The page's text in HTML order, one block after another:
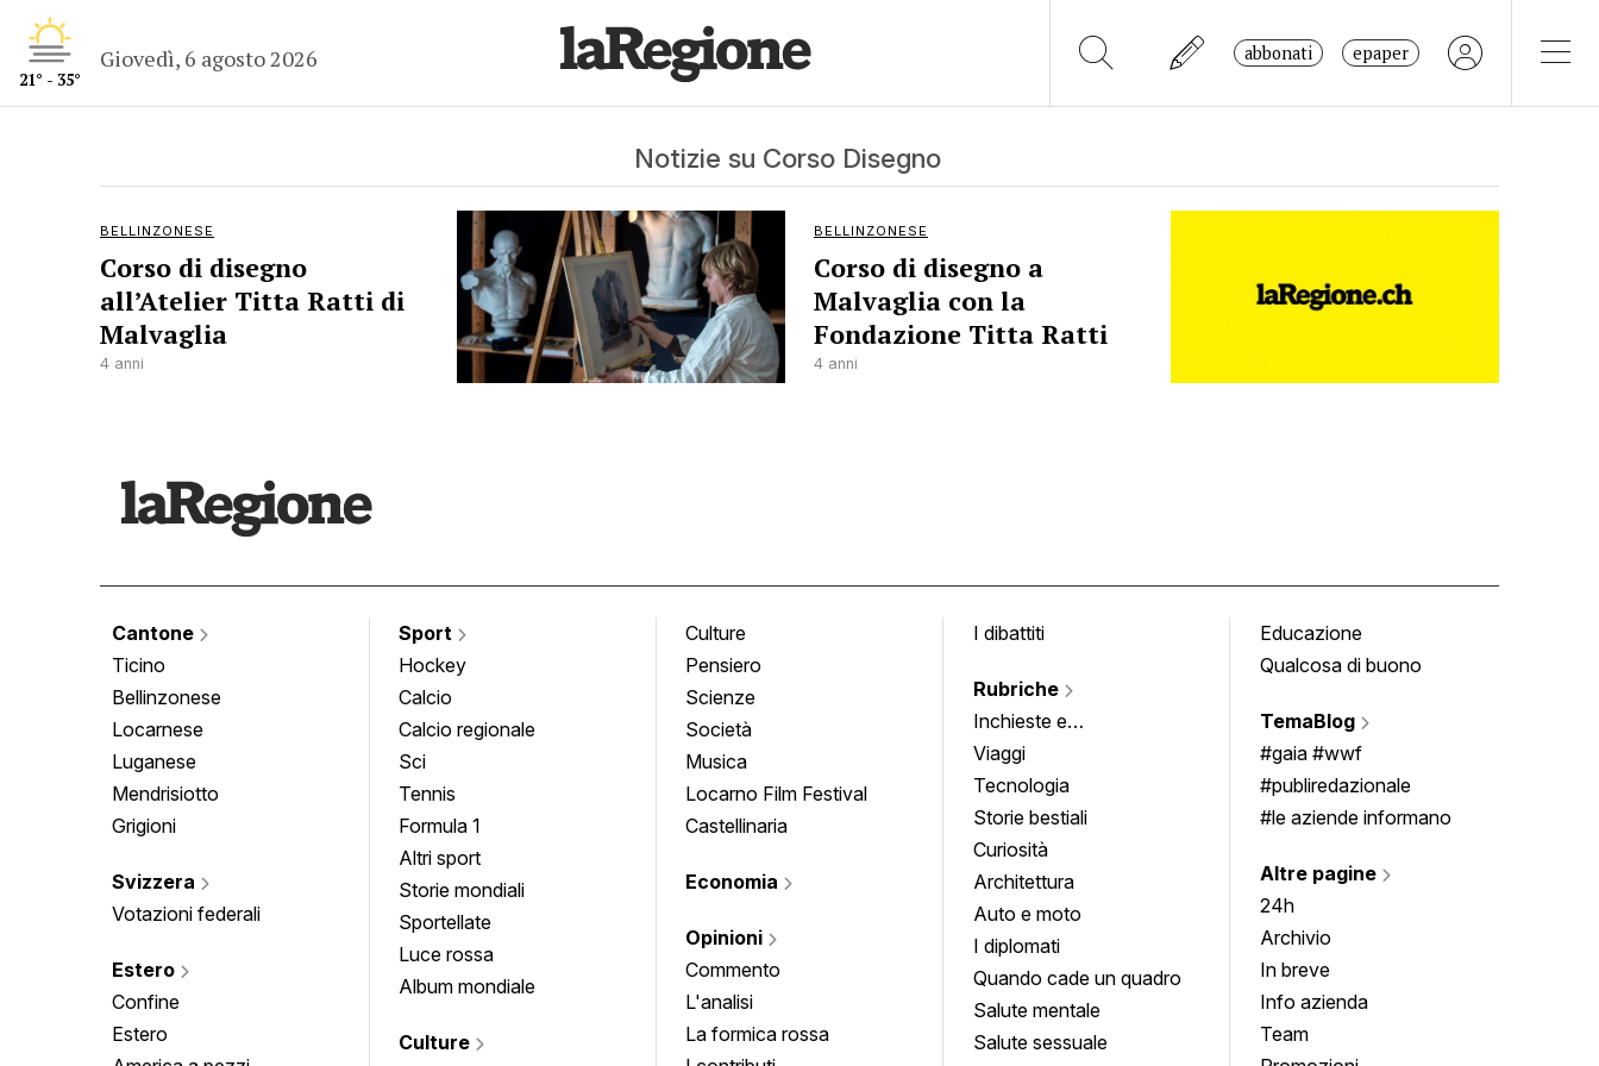
21° - 35°
Giovedì, 6 agosto 2026 abbonati epaper
Notizie su Corso Disegno
BELLINZONESE
Corso di disegno
all’Atelier Titta Ratti di
Malvaglia
4 anni
BELLINZONESE
Corso di disegno a
Malvaglia con la
Fondazione Titta Ratti
4 anni
Cantone
Ticino
Bellinzonese
Locarnese
Luganese
Mendrisiotto
Grigioni
Svizzera
Votazioni federali
Estero
Confine
Estero
Sport
Hockey
Calcio
Calcio regionale
Sci
Tennis
Formula 1
Altri sport
Storie mondiali
Sportellate
Luce rossa
Album mondiale
Culture
Culture
Pensiero
Scienze
Società
Musica
Locarno Film Festival
Castellinaria
Economia
Opinioni
Commento
L'analisi
La formica rossa
I dibattiti
Rubriche
Inchieste e
approfondimenti
Viaggi
Tecnologia
Storie bestiali
Curiosità
Architettura
Auto e moto
I diplomati
Quando cade un quadro
Salute mentale
Salute sessuale
Educazione
Qualcosa di buono
TemaBlog
#gaia #wwf
#publiredazionale
#le aziende informano
Altre pagine
24h
Archivio
In breve
Info azienda
Team